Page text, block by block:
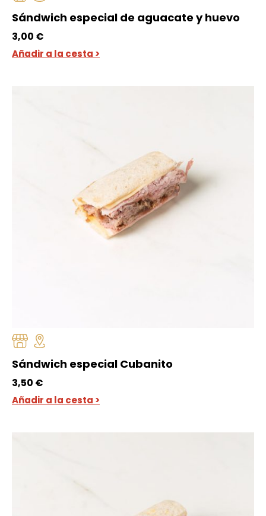
Sándwich especial de aguacate y huevo
3,00 €
Añadir a la cesta >
Sándwich especial Cubanito
3,50 €
Añadir a la cesta >